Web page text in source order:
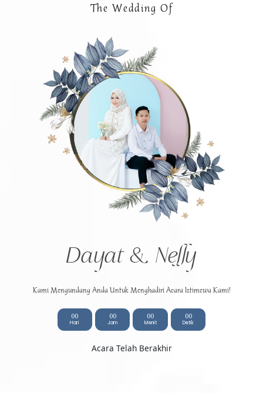
The Wedding Of
Dayat & Nelly
Kami Mengundang Anda Untuk Menghadiri Acara Istimewa Kami!
00
Hari 00
Jam 00
Menit 00
Detik
Acara Telah Berakhir